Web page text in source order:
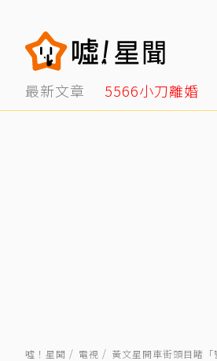
最新文章 5566小刀離婚
噓！星聞 電視 黃文星開車街頭目睹